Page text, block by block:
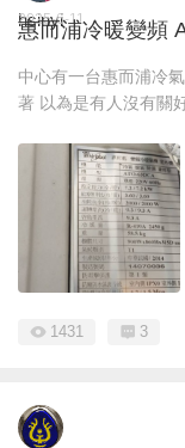
hsinyi
2025-6-11
惠而浦冷暖變頻
中心有一台惠而浦冷
著 以為是有人沒有關
1431 3